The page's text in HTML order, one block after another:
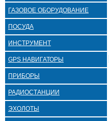
ГАЗОВОЕ ОБОРУДОВАНИЕ
ПОСУДА
ИНСТРУМЕНТ
GPS НАВИГАТОРЫ
ПРИБОРЫ
РАДИОСТАНЦИИ
ЭХОЛОТЫ